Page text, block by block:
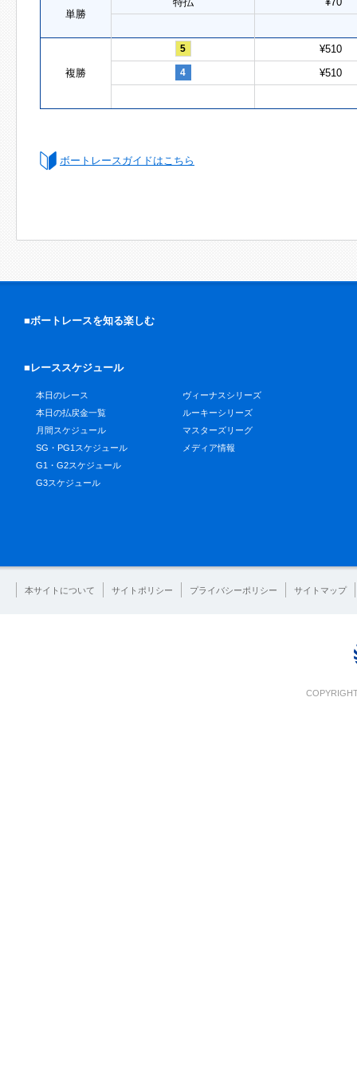
単勝
複勝
5 ¥510
4 ¥510
ボートレースガイドはこちら
■ボートレースを知る楽しむ
■レーススケジュール
本日のレース
本日の払戻金一覧
月間スケジュール
SG・PG1スケジュール
G1・G2スケジュール
G3スケジュール
ヴィーナスシリーズ
ルーキーシリーズ
マスターズリーグ
メディア情報
本サイトについて サイトポリシー プライバシーポリシー サイトマップ